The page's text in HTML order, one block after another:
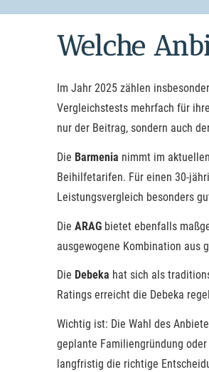
Welche
Im Jahr 2025 zählen
Vergleichstests mehrfach für
nur der Beitrag, sondern auch
Die Barmenia nimmt im
Beihilfetarifen. Für einen 30-
Leistungsvergleich besonders
Die ARAG bietet ebenfalls
ausgewogene Kombination aus
Die Debeka hat sich als
Ratings erreicht die Debeka
Wichtig ist: Die Wahl des
geplante Familiengründung
langfristig die richtige